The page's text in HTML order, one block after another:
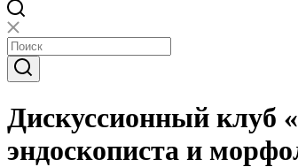
Дискуссионный клуб
эндоскописта и